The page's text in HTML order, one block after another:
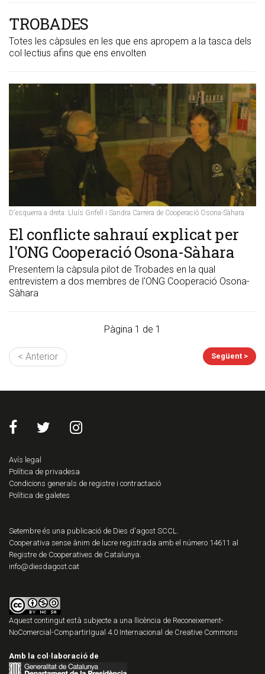
TROBADES
Totes les càpsules en les que ens apropem a la tasca dels
col·lectius afins que ens envolten
D'esquerra a dreta: Lluís Grifell i Sandra Carrera de Cooperació Osona-Sàhara
El conflicte sahrauí explicat per
l'ONG Cooperació Osona-Sàhara
Presentem la càpsula pilot de Trobades en la qual
entrevistem a dos membres de l'ONG Cooperació Osona-
Sàhara
Pàgina 1 de 1
< Anterior Següent >
Avís legal
Política de privadesa
Condicions generals de registre i contractació
Política de galetes
Setembre és una publicació de Dies d'agost SCCL.
Cooperativa sense ànim de lucre registrada amb el número 14611 al
Registre de Cooperatives de Catalunya.
info@diesdagost.cat
Aquest contingut està subjecte a una llicència de Reconeixement-
NoComercial-CompartirIgual 4.0 Internacional de Creative Commons
Amb la col·laboració de